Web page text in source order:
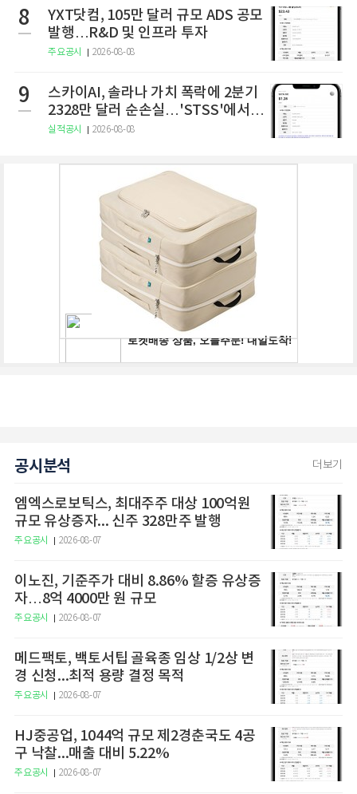
8
YXT닷컴, 105만 달러 규모 ADS 공모
발행…R&D 및 인프라 투자
주요공시 2026-08-08
9
스카이AI, 솔라나 가치 폭락에 2분기
2328만 달러 순손실…'STSS'에서
사명·티커 변경 완료
실적공시 2026-08-08
공시분석 더보기
엠엑스로보틱스, 최대주주 대상 100억원
규모 유상증자... 신주 328만주 발행
주요공시 2026-08-07
이노진, 기준주가 대비 8.86% 할증 유상증
자…8억 4000만 원 규모
주요공시 2026-08-07
메드팩토, 백토서팁 골육종 임상 1/2상 변
경 신청...최적 용량 결정 목적
주요공시 2026-08-07
HJ중공업, 1044억 규모 제2경춘국도 4공
구 낙찰...매출 대비 5.22%
주요공시 2026-08-07